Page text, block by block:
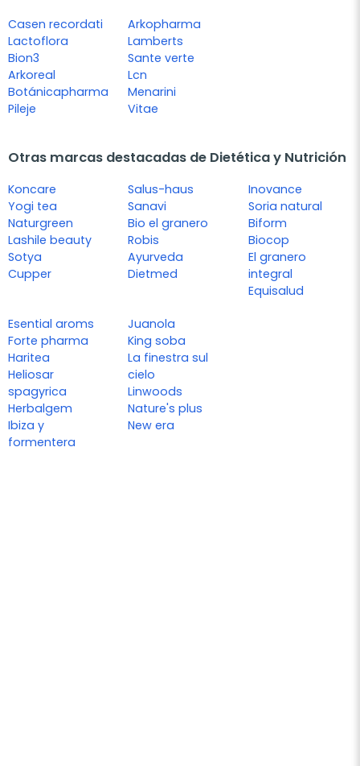
Casen recordati
Lactoflora
Bion3
Arkoreal
Botánicapharma
Pileje
Arkopharma
Lamberts
Sante verte
Lcn
Menarini
Vitae
Otras marcas destacadas de Dietética y Nutrición
Koncare
Yogi tea
Naturgreen
Lashile beauty
Sotya
Cupper
Salus-haus
Sanavi
Bio el granero
Robis
Ayurveda
Dietmed
Inovance
Soria natural
Biform
Biocop
El granero
integral
Equisalud
Esential aroms
Forte pharma
Haritea
Heliosar
spagyrica
Herbalgem
Ibiza y
formentera
Juanola
King soba
La finestra sul
cielo
Linwoods
Nature's plus
New era